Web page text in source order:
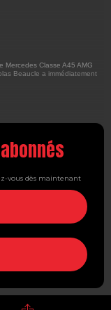
Mercedes Classe A45 AMG
Beaucle a immédiatement
vous dès maintenant